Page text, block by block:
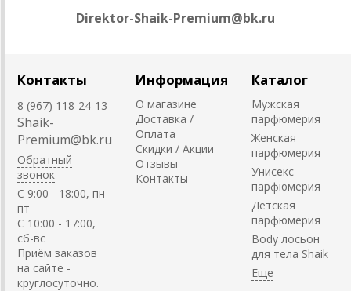
Direktor-Shaik-Premium@bk.ru
Контакты
8 (967) 118-24-13
Shaik-
Premium@bk.ru
Обратный
звонок
C 9:00 - 18:00, пн-
пт
С 10:00 - 17:00,
сб-вс
Приём заказов
на сайте -
круглосуточно.
Информация
О магазине
Доставка /
Оплата
Скидки / Акции
Отзывы
Контакты
Каталог
Мужская
парфюмерия
Женская
парфюмерия
Унисекс
парфюмерия
Детская
парфюмерия
Body лосьон
для тела Shaik